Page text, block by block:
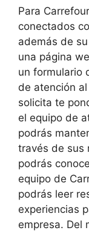
Para
conectados
además de
una página
un formulario
de atención
solicita te
el equipo de
podrás
través de sus
podrás
equipo de
podrás leer
experiencias
empresa. Del